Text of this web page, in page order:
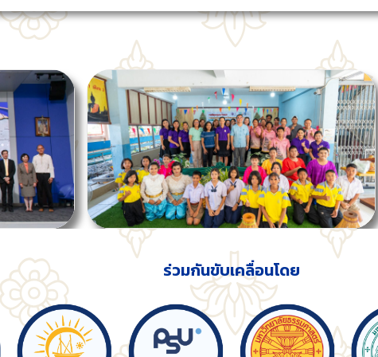
ร่วมกันขับเคลื่อนโดย